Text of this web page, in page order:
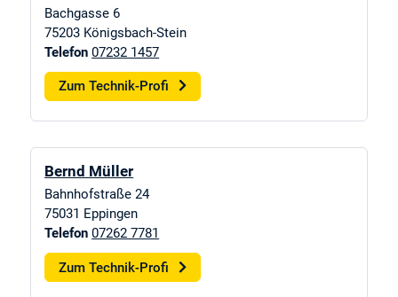
Bachgasse 6
75203 Königsbach-Stein
Telefon 07232 1457
Zum Technik-Profi
Bernd Müller
Bahnhofstraße 24
75031 Eppingen
Telefon 07262 7781
Zum Technik-Profi